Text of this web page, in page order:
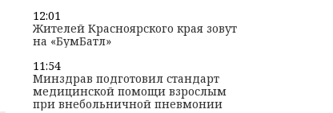
12:01
Жителей Красноярского края зовут
на «БумБатл»
11:54
Минздрав подготовил стандарт
медицинской помощи взрослым
при внебольничной пневмонии